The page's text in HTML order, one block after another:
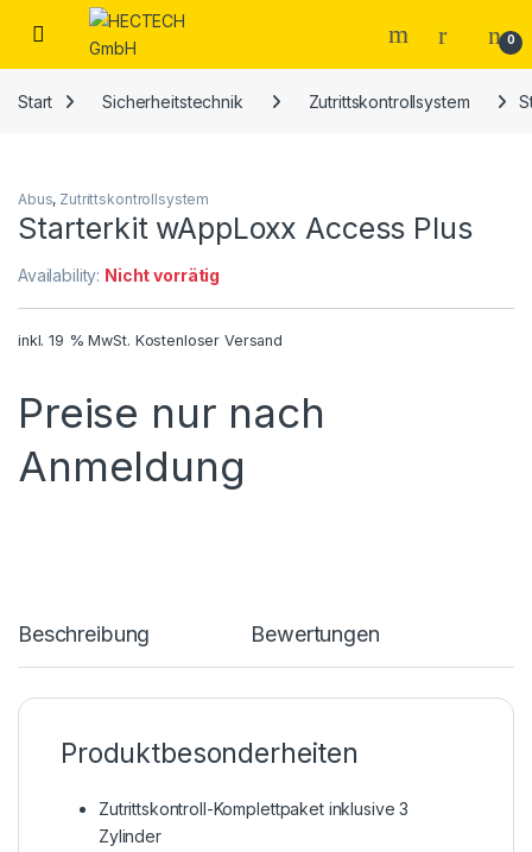
Open 0
Start Sicherheitstechnik Zutrittskontrollsystem
Abus, Zutrittskontrollsystem
Starterkit wAppLoxx Access Plus
Availability: Nicht vorrätig
inkl. 19 % MwSt. Kostenloser Versand
Preise nur nach
Anmeldung
Beschreibung Bewertungen
Produktbesonderheiten
Zutrittskontroll-Komplettpaket inklusive 3
Zylinder